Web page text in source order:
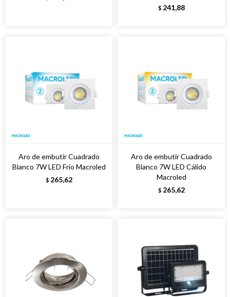
$ 241,88
Aro de embutir Cuadrado
Blanco 7W LED Frío Macroled
$ 265,62
Aro de embutir Cuadrado
Blanco 7W LED Cálido
Macroled
$ 265,62